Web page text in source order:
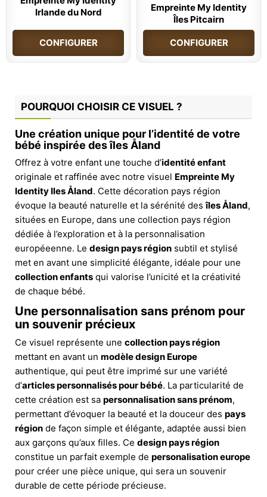
Irlande du Nord
CONFIGURER
Empreinte My Identity
Îles Pitcairn
CONFIGURER
POURQUOI CHOISIR CE VISUEL ?
Une création unique pour l’identité de votre
bébé inspirée des îles Åland
Offrez à votre enfant une touche d’identité enfant
originale et raffinée avec notre visuel Empreinte My
Identity Iles Åland. Cette décoration pays région
évoque la beauté naturelle et la sérénité desîles Åland,
situées en Europe, dans une collection pays région
dédiée à l’exploration et à la personnalisation
européeenne. Le design pays région subtil et stylisé
met en avant une simplicité élégante, idéale pour une
collection enfants qui valorise l’unicité et la créativité
de chaque bébé.
Une personnalisation sans prénom pour
un souvenir précieux
Ce visuel représente une collection pays région
mettant en avant un modèle design Europe
authentique, qui peut être imprimé sur une variété
d’articles personnalisés pour bébé. La particularité de
cette création est sa personnalisation sans prénom,
permettant d’évoquer la beauté et la douceur des pays
région de façon simple et élégante, adaptée aussi bien
aux garçons qu’aux filles. Ce design pays région
constitue un parfait exemple de personalisation europe
pour créer une pièce unique, qui sera un souvenir
durable de cette période précieuse.